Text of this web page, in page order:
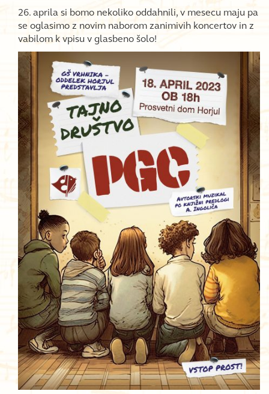
26. aprila si bomo nekoliko oddahnili, v mesecu maju pa
se oglasimo z novim naborom zanimivih koncertov in z
vabilom k vpisu v glasbeno šolo!